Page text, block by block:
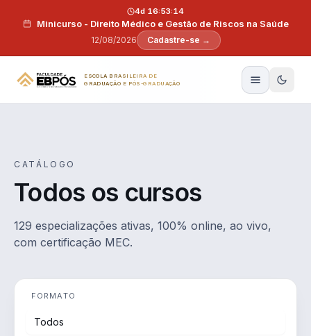
Minicurso - Direito Médico e Gestão de Riscos na Saúde
12/08/2026
4d 16:53:13
Cadastre-se →
ESCOLA BRASILEIRA DE
GRADUAÇÃO E PÓS-GRADUAÇÃO
CATÁLOGO
Todos os cursos
129 especializações ativas, 100% online, ao vivo,
com certificação MEC.
FORMATO
Todos